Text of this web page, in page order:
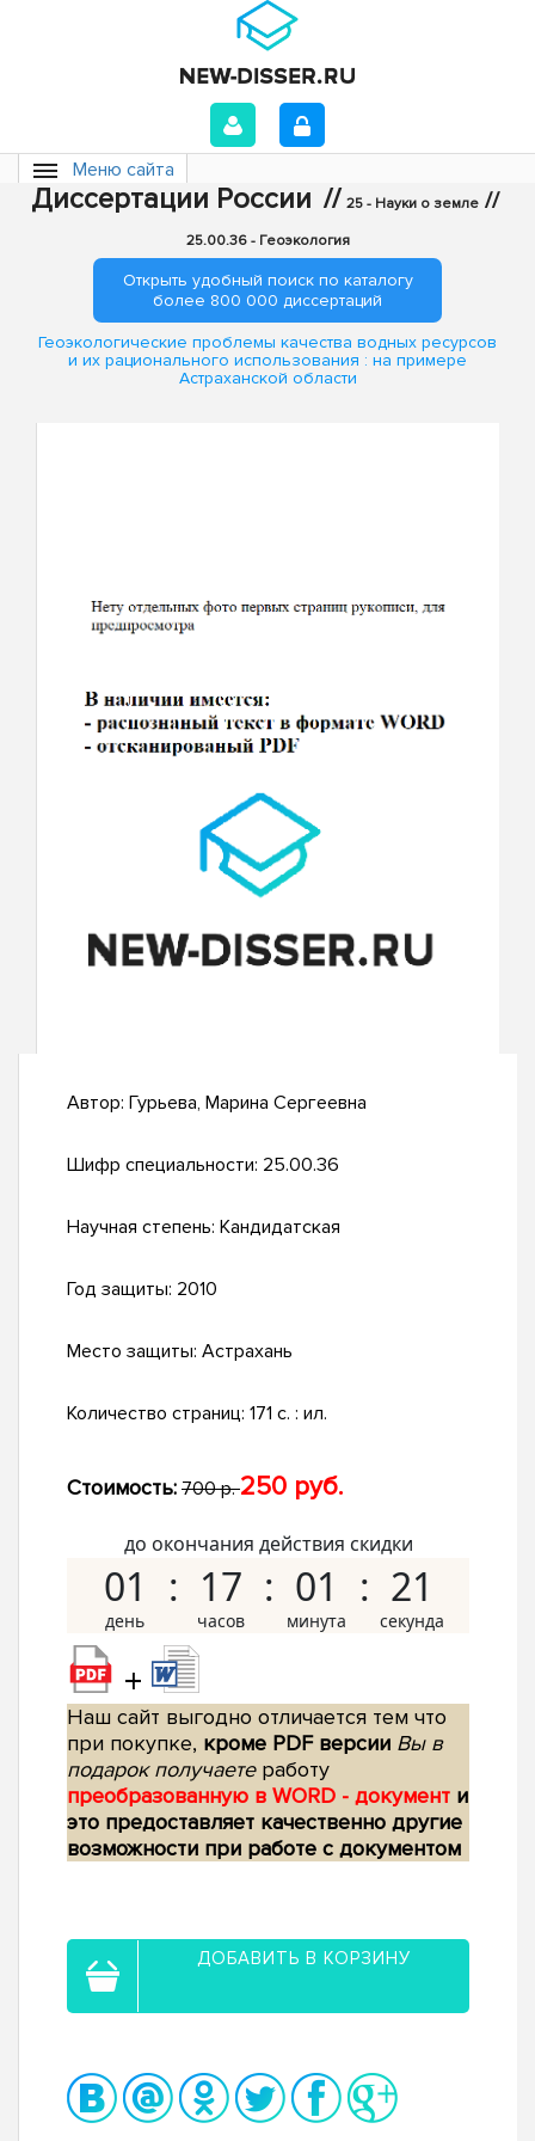
Меню сайта
Диссертации России // 25 - Науки о земле //
25.00.36 - Геоэкология
Открыть удобный поиск по каталогу
более 800 000 диссертаций
Геоэкологические проблемы качества водных ресурсов
и их рационального использования : на примере
Астраханской области
Автор: Гурьева, Марина Сергеевна
Шифр специальности: 25.00.36
Научная степень: Кандидатская
Год защиты: 2010
Место защиты: Астрахань
Количество страниц: 171 с. : ил.
Стоимость: 700 р.250 руб.
до окончания действия скидки
01 17 01 20
+
Наш сайт выгодно отличается тем что
при покупке, кроме PDF версии Вы в
подарок получаетеработу
преобразованную в WORD - документ и
это предоставляет качественно другие
возможности при работе с документом
ДОБАВИТЬ В КОРЗИНУ